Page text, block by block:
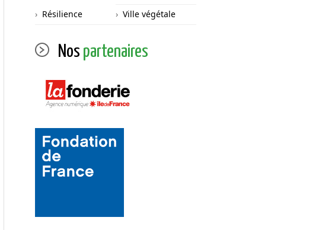
Résilience
Ville végétale
Nos partenaires